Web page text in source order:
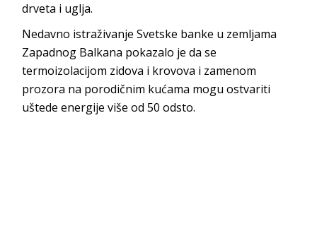
drveta i uglja.
Nedavno istraživanje Svetske banke u zemljama
Zapadnog Balkana pokazalo je da se
termoizolacijom zidova i krovova i zamenom
prozora na porodičnim kućama mogu ostvariti
uštede energije više od 50 odsto.